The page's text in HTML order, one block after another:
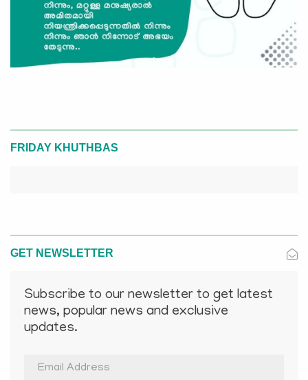
FRIDAY KHUTHBAS
GET NEWSLETTER
Subscribe to our newsletter to get latest
news, popular news and exclusive
updates.